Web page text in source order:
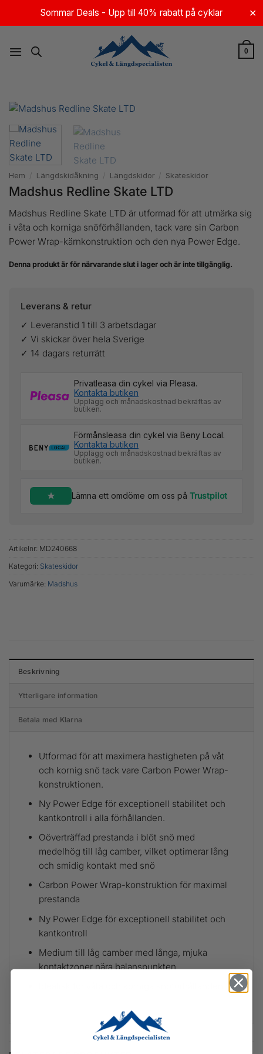
Sommar Deals - Upp till 40% rabatt på cyklar ✕
0
Hem / Längdskidåkning / Längdskidor / Skateskidor
Madshus Redline Skate LTD
Madshus Redline Skate LTD är utformad för att utmärka sig
i våta och korniga snöförhållanden, tack vare sin Carbon
Power Wrap-kärnkonstruktion och den nya Power Edge.
Denna produkt är för närvarande slut i lager och är inte tillgänglig.
Leverans & retur
✓ Leveranstid 1 till 3 arbetsdagar
✓ Vi skickar över hela Sverige
✓ 14 dagars returrätt
Privatleasa din cykel via Pleasa.
Kontakta butiken
Upplägg och månadskostnad bekräftas av
butiken.
Förmånsleasa din cykel via Beny Local.
Kontakta butiken
Upplägg och månadskostnad bekräftas av
butiken.
Lämna ett omdöme om oss på Trustpilot
Artikelnr: MD240668
Kategori: Skateskidor
Varumärke: Madshus
Beskrivning
Ytterligare information
Betala med Klarna
Utformad för att maximera hastigheten på våt
och kornig snö tack vare Carbon Power Wrap-
konstruktionen.
Ny Power Edge för exceptionell stabilitet och
kantkontroll i alla förhållanden.
Oöverträffad prestanda i blöt snö med
medelhög till låg camber, vilket optimerar lång
och smidig kontakt med snö
Carbon Power Wrap-konstruktion för maximal
prestanda
Ny Power Edge för exceptionell stabilitet och
kantkontroll
Medium till låg camber med långa, mjuka
kontaktzoner nära balanspunkten